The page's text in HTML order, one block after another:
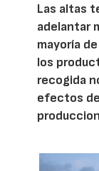
Las altas
adelantar
mayoría
los
recogida
efectos